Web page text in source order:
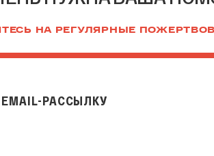
НА РЕГУЛЯРНЫЕ
РАССЫЛКУ